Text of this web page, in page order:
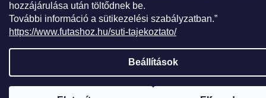
hozzájárulása után töltődnek be.
További információ a sütikezelési szabályzatban.”
https://www.futashoz.hu/suti-tajekoztato/
Beállítások